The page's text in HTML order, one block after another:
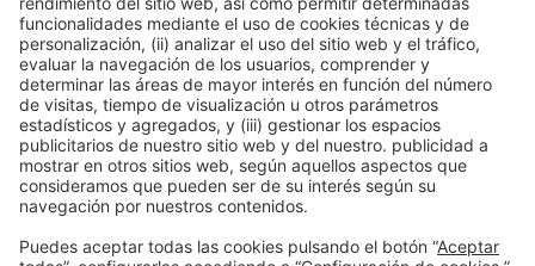
Colaboradores